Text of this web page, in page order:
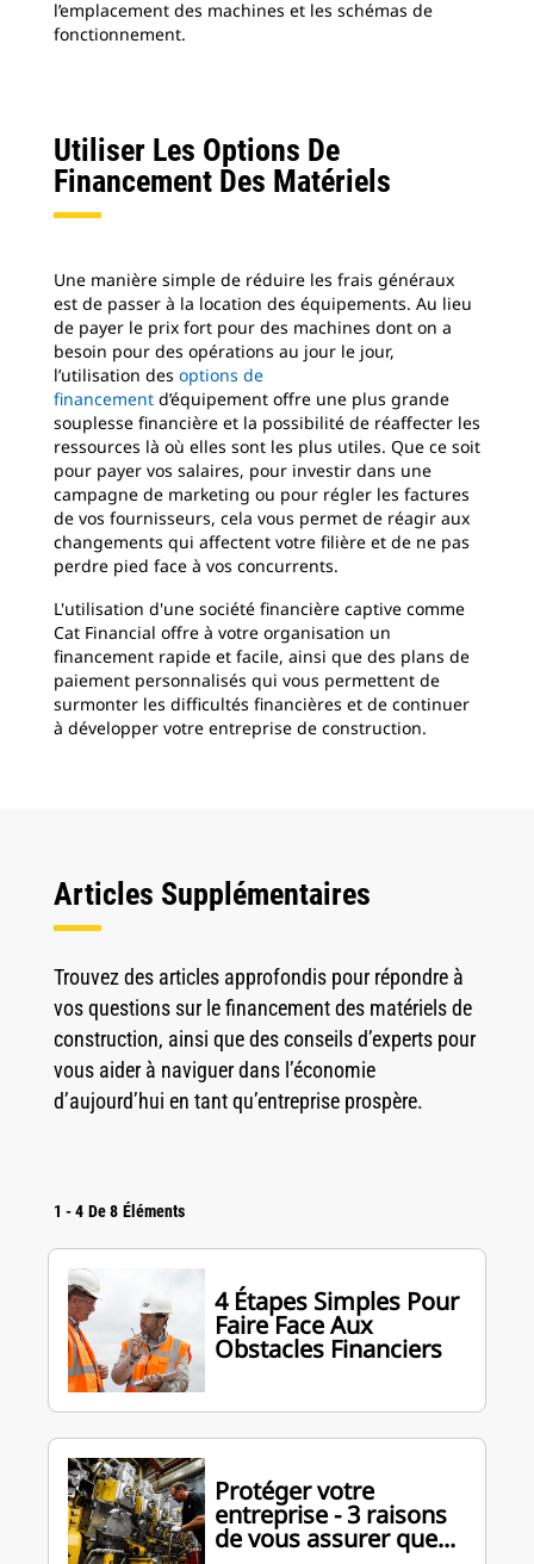
l’emplacement des machines et les schémas de
fonctionnement.
Utiliser Les Options De
Financement Des Matériels
Une manière simple de réduire les frais généraux
est de passer à la location des équipements. Au lieu
de payer le prix fort pour des machines dont on a
besoin pour des opérations au jour le jour,
l’utilisation des options de
financement d’équipement offre une plus grande
souplesse financière et la possibilité de réaffecter les
ressources là où elles sont les plus utiles. Que ce soit
pour payer vos salaires, pour investir dans une
campagne de marketing ou pour régler les factures
de vos fournisseurs, cela vous permet de réagir aux
changements qui affectent votre filière et de ne pas
perdre pied face à vos concurrents.
L'utilisation d'une société financière captive comme
Cat Financial offre à votre organisation un
financement rapide et facile, ainsi que des plans de
paiement personnalisés qui vous permettent de
surmonter les difficultés financières et de continuer
à développer votre entreprise de construction.
Articles Supplémentaires
Trouvez des articles approfondis pour répondre à
vos questions sur le financement des matériels de
construction, ainsi que des conseils d’experts pour
vous aider à naviguer dans l’économie
d’aujourd’hui en tant qu’entreprise prospère.
1 -4 De8 Éléments
4 Étapes Simples Pour
Faire Face Aux
Obstacles Financiers
Protéger votre
entreprise - 3 raisons
de vous assurer que...